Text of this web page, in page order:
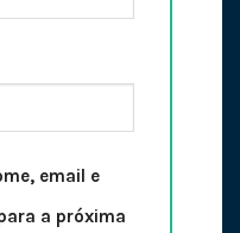
email e
a próxima